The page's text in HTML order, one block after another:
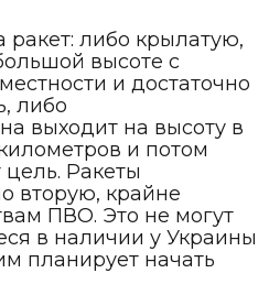
ракет: либо крылатую,
высоте с
и достаточно
либо
выходит на высоту в
и потом
цель. Ракеты
вторую, крайне
ПВО. Это не могут
в наличии у Украины
планирует начать